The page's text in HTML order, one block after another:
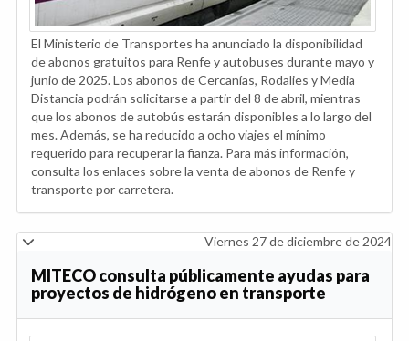
El Ministerio de Transportes ha anunciado la disponibilidad
de abonos gratuitos para Renfe y autobuses durante mayo y
junio de 2025. Los abonos de Cercanías, Rodalies y Media
Distancia podrán solicitarse a partir del 8 de abril, mientras
que los abonos de autobús estarán disponibles a lo largo del
mes. Además, se ha reducido a ocho viajes el mínimo
requerido para recuperar la fianza. Para más información,
consulta los enlaces sobre la venta de abonos de Renfe y
transporte por carretera.
Viernes 27 de diciembre de 2024
MITECO consulta públicamente ayudas para
proyectos de hidrógeno en transporte